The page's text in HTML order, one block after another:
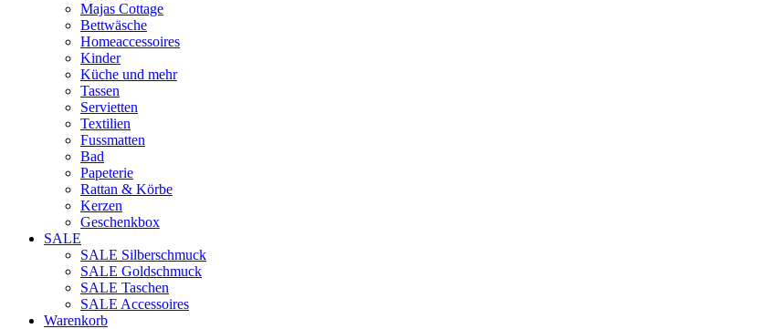
Majas Cottage
Bettwäsche
Homeaccessoires
Kinder
Küche und mehr
Tassen
Servietten
Textilien
Fussmatten
Bad
Papeterie
Rattan & Körbe
Kerzen
Geschenkbox
SALE
SALE Silberschmuck
SALE Goldschmuck
SALE Taschen
SALE Accessoires
Warenkorb